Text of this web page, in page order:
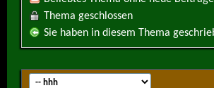
Thema geschlossen
Sie haben in diesem Thema